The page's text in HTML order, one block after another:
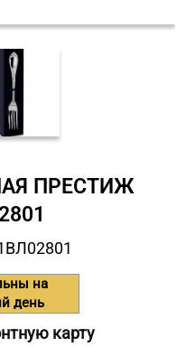
ПРЕСТИЖ
на
день
карту